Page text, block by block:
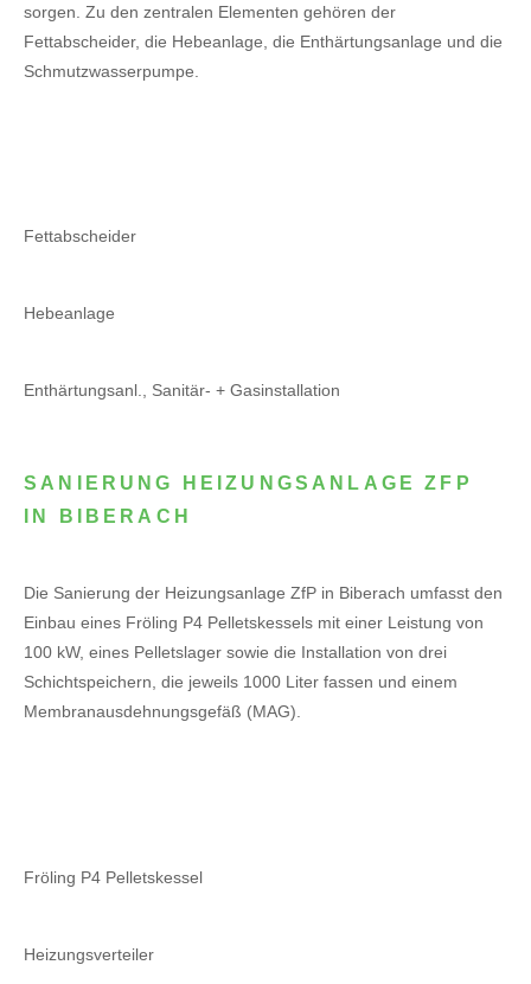
sorgen. Zu den zentralen Elementen gehören der
Fettabscheider, die Hebeanlage, die Enthärtungsanlage und die
Schmutzwasserpumpe.
Fettabscheider
Hebeanlage
Enthärtungsanl., Sanitär- + Gasinstallation
SANIERUNG HEIZUNGSANLAGE ZFP
IN BIBERACH
Die Sanierung der Heizungsanlage ZfP in Biberach umfasst den
Einbau eines Fröling P4 Pelletskessels mit einer Leistung von
100 kW, eines Pelletslager sowie die Installation von drei
Schichtspeichern, die jeweils 1000 Liter fassen und einem
Membranausdehnungsgefäß (MAG).
Fröling P4 Pelletskessel
Heizungsverteiler